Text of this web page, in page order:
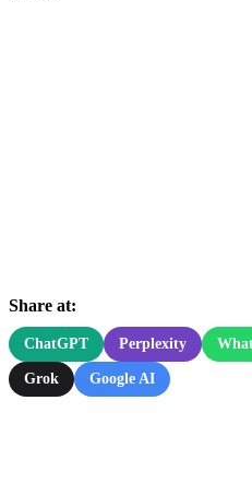
Share at:
ChatGPT Perplexity
Grok Google AI